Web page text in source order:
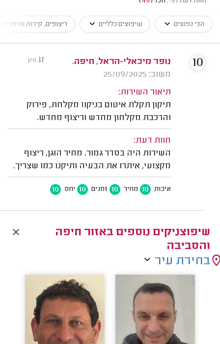
הכי נפוצים שיפוצים כלליים ריצופים, קירות וחיפויים
מיון
נופר מיכאלי-הראל, חיפה.
משוב: 25/09/2025
תיאור השירות:
תיקון תקלת איטום בניקוז מקלחת, פירוק
והרכבת מקלחון מחדש וריצוף מחדש.
חוות דעת:
השירות היה בסדר גמור. מחיר הוגן, ריצוף
מקצועי, איתרו את הבעיה ותיקנו כמו שצריך.
איכות 10 מחיר 10 זמנים 10 יחס 10
10
שיפוצניקים נוספים באזור חיפה
והסביבה
בחירת עיר